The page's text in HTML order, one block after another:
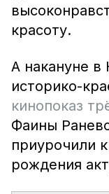
красоту.
А накануне
историко-
кинопоказ
Фаины
приурочили
рождения